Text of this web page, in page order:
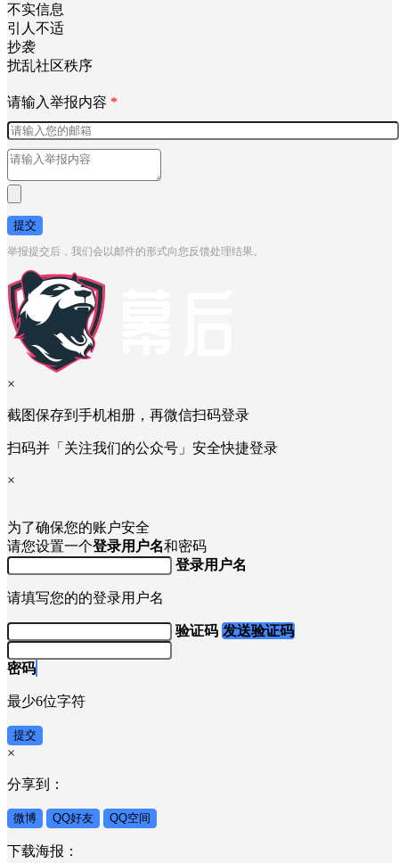
不实信息
引人不适
抄袭
扰乱社区秩序
请输入举报内容 *
提交
举报提交后，我们会以邮件的形式向您反馈处理结果。
×
截图保存到手机相册，再微信扫码登录
扫码并「关注我们的公众号」安全快捷登录
×
为了确保您的账户安全
请您设置一个登录用户名和密码
登录用户名
请填写您的的登录用户名
验证码 发送验证码
密码
最少6位字符
提交
×
分享到：
微博 QQ好友 QQ空间
下载海报：